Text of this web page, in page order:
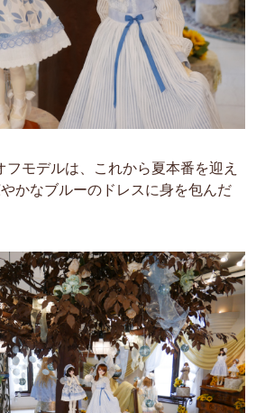
モデルは、これから夏本番を迎え
かなブルーのドレスに身を包んだ